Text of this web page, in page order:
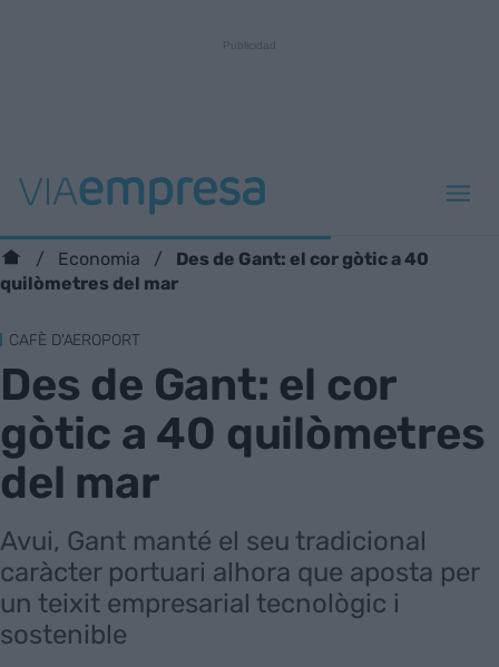
Economia
Des de Gant: el cor gòtic a 40
quilòmetres del mar
CAFÈ D'AEROPORT
Des de Gant: el cor
gòtic a 40 quilòmetres
del mar
Avui, Gant manté el seu tradicional
caràcter portuari alhora que aposta per
un teixit empresarial tecnològic i
sostenible